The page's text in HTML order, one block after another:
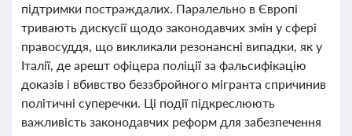
підтримки постраждалих. Паралельно в Європі
тривають дискусії щодо законодавчих змін у сфері
правосуддя, що викликали резонансні випадки, як у
Італії, де арешт офіцера поліції за фальсифікацію
доказів і вбивство беззбройного мігранта спричинив
політичні суперечки. Ці події підкреслюють
важливість законодавчих реформ для забезпечення